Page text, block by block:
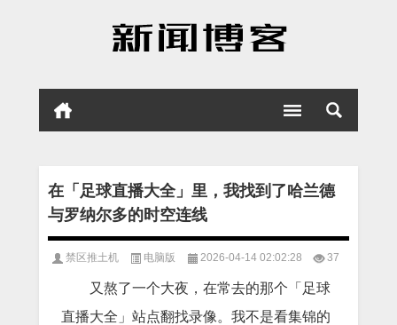
在「足球直播大全」里，我找到了哈兰德
与罗纳尔多的时空连线
禁区推土机 电脑版 2026-04-14 02:02:28 37
又熬了一个大夜，在常去的那个「足球
直播大全」站点翻找录像。我不是看集锦的